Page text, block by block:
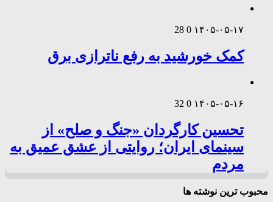
۱۴۰۵-۰۵-۱۷ 0
28
کمک خورشید به رفع ناترازی برق
۱۴۰۵-۰۵-۱۶ 0
32
تحسین کارگردان «جنگ و صلح» از
سینمای ایران؛ روایتی از عشق عمیق به
مردم
محبوب ترین نوشته ها